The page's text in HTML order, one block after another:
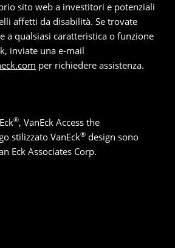
sito web a investitori e potenziali
affetti da disabilità. Se trovate
a qualsiasi caratteristica o funzione
inviate una e-mail
per richiedere assistenza.
®, VanEck Access the
stilizzato VanEck® design sono
Eck Associates Corp.